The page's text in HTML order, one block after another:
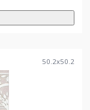
50.2x50.2